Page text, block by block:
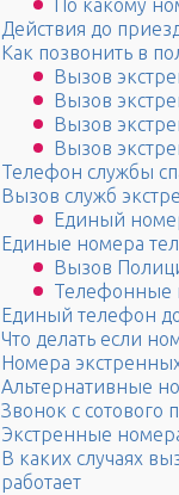
По какому
Действия до
Как позвонить в
Вызов
Вызов
Вызов
Вызов
Телефон службы
Вызов служб
Единый
Единые номера
Вызов
Телефонные
Единый телефон
Что делать если
Номера
Альтернативные
Звонок с сотового
Экстренные
В каких случаях
работает